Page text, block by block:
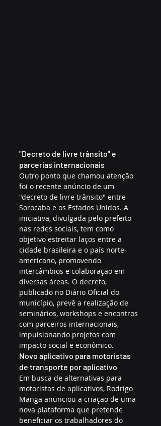
"Decreto de livre trânsito" e
parcerias internacionais
Outro ponto que chamou atenção
foi o recente anúncio de um
"decreto de livre trânsito" entre
Sorocaba e os Estados Unidos. A
iniciativa, divulgada pelo prefeito
nas redes sociais, tem como
objetivo estreitar laços entre a
cidade brasileira e o país norte-
americano, promovendo
intercâmbios e colaboração em
diversas áreas. O decreto,
publicado no Diário Oficial do
município, prevê a realização de
seminários, workshops e encontros
com parceiros internacionais,
impulsionando projetos com
impacto social e econômico.
Novo aplicativo para motoristas
de transporte por aplicativo
Em busca de alternativas para
motoristas de aplicativos, Rodrigo
Manga anunciou a criação de uma
nova plataforma que pretende
beneficiar os trabalhadores do